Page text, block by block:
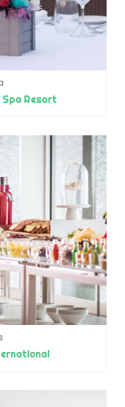
Spa Resort